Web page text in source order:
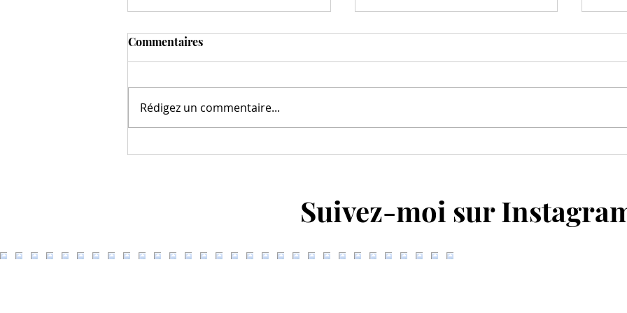
Commentaires
Rédigez un commentaire...
Suivez-moi sur